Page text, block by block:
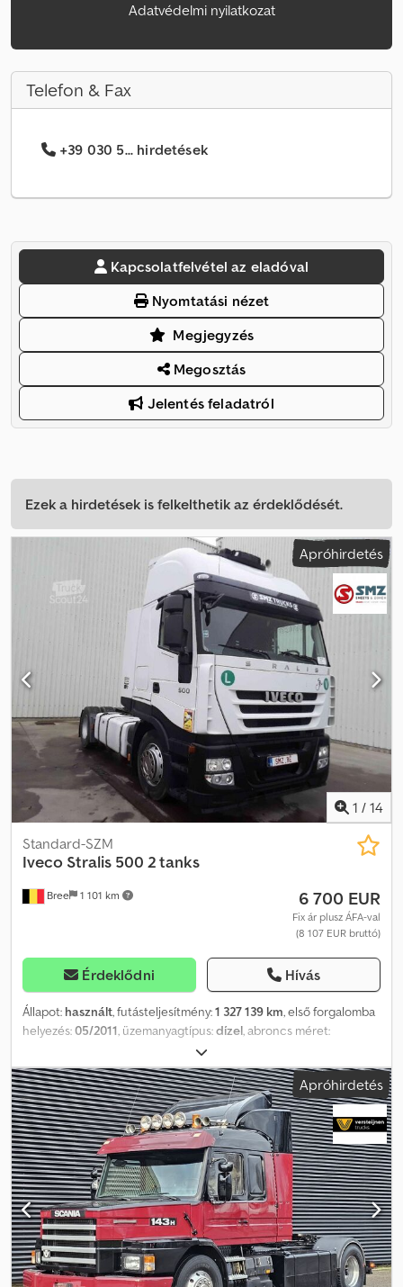
Adatvédelmi nyilatkozat
Telefon & Fax
+39 030 5... hirdetések
Kapcsolatfelvétel az eladóval
Nyomtatási nézet
Megjegyzés
Megosztás
Jelentés feladatról
Ezek a hirdetések is felkelthetik az érdeklődését.
Apróhirdetés
1 / 14
Bree 1 101 km
Standard-SZM
Iveco Stralis 500 2 tanks
6 700 EUR
Fix ár plusz ÁFA-val
(8 107 EUR bruttó)
Érdeklődni Hívás
Állapot: használt, futásteljesítmény:1 327 139 km, első forgalomba
helyezés:05/2011 , üzemanyagtípus:dízel , abroncs méret:
, gumiabroncs állapota:
tengelyelrendezés:4x2, tengelytáv:3 700 mm, üzemanyag:dízel,
hajtástípus:automata, sebességek száma:12, kibocsátási osztály:
Euro 5, felfüggesztés:acél-levegő, Gyártási év:2011, Felszereltség:
légkondicionálás, légterelő, = További opciók és tartozékok = -
Digitális tachográf - Rádió/CD-lejátszó - Napellenző = További
információk = Gumiabroncs profilmélység: 25% Első tengely:
Abroncs méret: 315/70R22.5; Kormányzott; Felfüggesztés: laprugó
Hátsó tengely: Felfüggesztés: légrugó Motor lökettérfogat: 12 882
cm³ Önsúly: 8 380 kg Terhelhetőség: 9 620 kg Megengedett
össztömeg: 18 000 kg Fifth Wheeler magassága: 1,2 m = Céges
információk = Érdeklődéskor mindig adja meg a raktári számot (8
számjegy) A Smz Smeets & Zonen-nél: - 1976 óta a piacon, már 65
Apróhirdetés